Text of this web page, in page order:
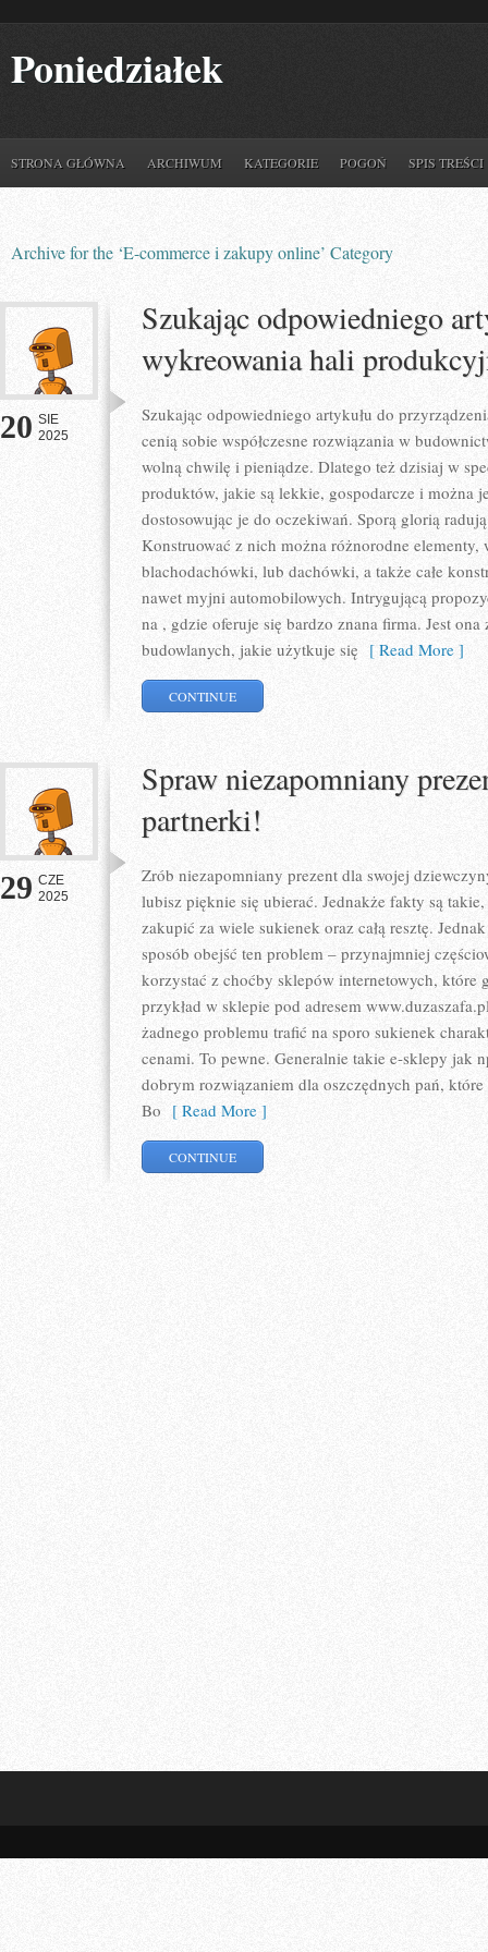
Poniedziałek
STRONA GŁÓWNA ARCHIWUM KATEGORIE POGOŃ SPIS TREŚCI
Archive for the ‘E-commerce i zakupy online’ Category
20 SIE
2025
Szukając odpowiedniego
wykreowania hali
Szukając odpowiedniego artykułu do
cenią sobie współczesne rozwiązania w
wolną chwilę i pieniądze. Dlatego też dzisiaj w
produktów, jakie są lekkie, gospodarcze i można
dostosowując je do oczekiwań. Sporą glorią
Konstruować z nich można różnorodne
blachodachówki, lub dachówki, a także całe
nawet myjni automobilowych. Intrygującą
na , gdzie oferuje się bardzo znana firma. Jest
budowlanych, jakie użytkuje się [ Read More ]
CONTINUE
29 CZE
2025
Spraw niezapomniany
partnerki!
Zrób niezapomniany prezent dla swojej
lubisz pięknie się ubierać. Jednakże fakty są
zakupić za wiele sukienek oraz całą resztę.
sposób obejść ten problem – przynajmniej
korzystać z choćby sklepów internetowych, które
przykład w sklepie pod adresem
żadnego problemu trafić na sporo sukienek
cenami. To pewne. Generalnie takie e-sklepy jak
dobrym rozwiązaniem dla oszczędnych pań,
Bo [ Read More ]
CONTINUE